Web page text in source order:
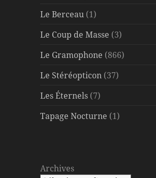
Le Berceau (1)
Le Coup de Masse (3)
Le Gramophone (866)
Le Stéréopticon (37)
Les Éternels (7)
Tapage Nocturne (1)
Archives